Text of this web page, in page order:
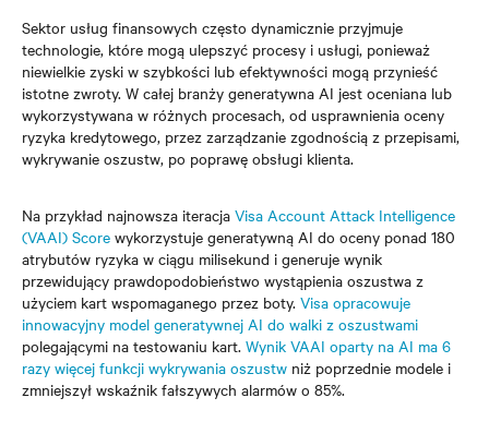
Sektor usług finansowych często dynamicznie przyjmuje
technologie, które mogą ulepszyć procesy i usługi, ponieważ
niewielkie zyski w szybkości lub efektywności mogą przynieść
istotne zwroty. W całej branży generatywna AI jest oceniana lub
wykorzystywana w różnych procesach, od usprawnienia oceny
ryzyka kredytowego, przez zarządzanie zgodnością z przepisami,
wykrywanie oszustw, po poprawę obsługi klienta.
Na przykład najnowsza iteracja Visa Account Attack Intelligence
(VAAI) Score wykorzystuje generatywną AI do oceny ponad 180
atrybutów ryzyka w ciągu milisekund i generuje wynik
przewidujący prawdopodobieństwo wystąpienia oszustwa z
użyciem kart wspomaganego przez boty. Visa opracowuje
innowacyjny model generatywnej AI do walki z oszustwami
polegającymi na testowaniu kart. Wynik VAAI oparty na AI ma 6
razy więcej funkcji wykrywania oszustw niż poprzednie modele i
zmniejszył wskaźnik fałszywych alarmów o 85%.